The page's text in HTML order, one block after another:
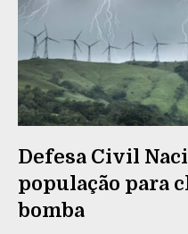
Defesa Civil
população para
bomba